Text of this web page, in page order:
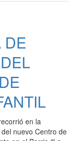
DE
en la
nuevo Centro de